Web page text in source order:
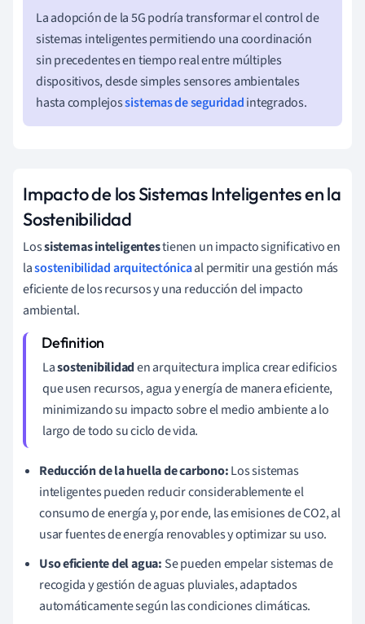
La adopción de la 5G podría transformar el control de
sistemas inteligentes permitiendo una coordinación
sin precedentes en tiempo real entre múltiples
dispositivos, desde simples sensores ambientales
hasta complejossistemas de seguridadintegrados.
Impacto de los Sistemas Inteligentes en la
Sostenibilidad
Lossistemas inteligentestienen un impacto significativo en
lasostenibilidad arquitectónicaal permitir una gestión más
eficiente de los recursos y una reducción del impacto
ambiental.
Lasostenibilidaden arquitectura implica crear edificios
que usen recursos, agua y energía de manera eficiente,
minimizando su impacto sobre el medio ambiente a lo
largo de todo su ciclo de vida.
Reducción de la huella de carbono:Los sistemas
inteligentes pueden reducir considerablemente el
consumo de energía y, por ende, las emisiones de CO2, al
usar fuentes de energía renovables y optimizar su uso.
Uso eficiente del agua: Se pueden empelar sistemas de
recogida y gestión de aguas pluviales, adaptados
automáticamente según las condiciones climáticas.